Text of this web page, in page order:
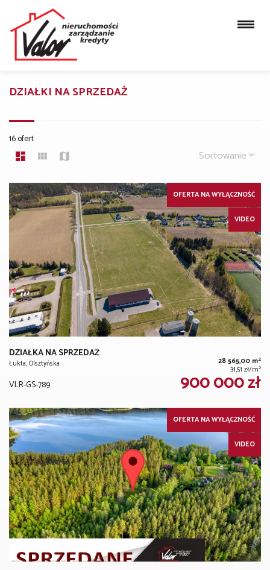
DZIAŁKI NA SPRZEDAŻ
16 ofert
Sortowanie
OFERTA NA WYŁĄCZNOŚĆ
VIDEO
DZIAŁKA NA SPRZEDAŻ
Łukta, Olsztyńska 28 565,00 m2
31,51 zł/m2
VLR-GS-789 900 000 zł
OFERTA NA WYŁĄCZNOŚĆ
VIDEO